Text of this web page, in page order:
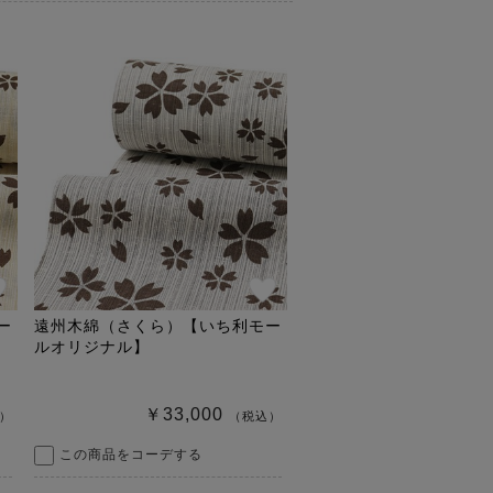
遠州木綿（さくら）【いち利モー
ルオリジナル】
￥33,000 （税込）
この商品をコーデする